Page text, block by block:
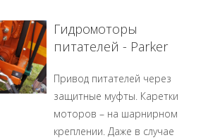
Гидромоторы
питателей - Parker
Привод питателей через
защитные муфты. Каретки
моторов – на шарнирном
креплении. Даже в случае